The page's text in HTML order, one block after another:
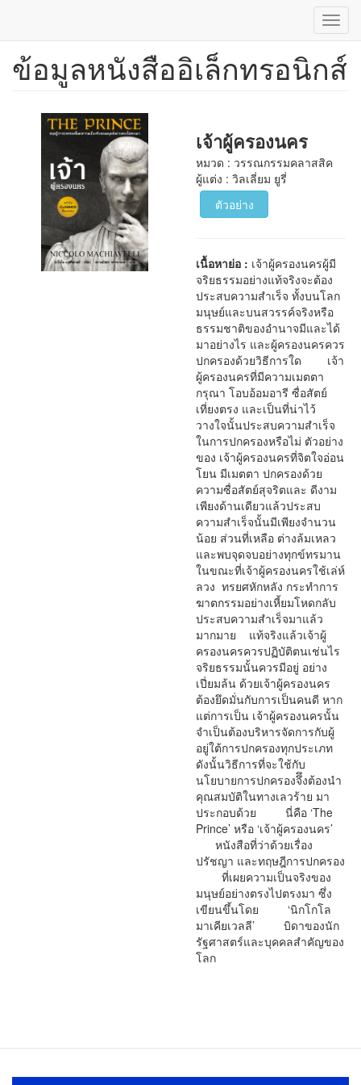
ข้าม
ข้อมูลหนังสืออิเล็กทรอนิกส์
เจ้าผู้ครองนคร
หมวด : วรรณกรรมคลาสสิค
ผู้แต่ง : วิลเลี่ยม ยูรี่
ตัวอย่าง
เนื้อหาย่อ : เจ้าผู้ครองนครผู้มี
จริยธรรมอย่างแท้จริงจะต้อง
ประสบความสำเร็จ ทั้งบนโลก
มนุษย์และบนสวรรค์จริงหรือ
ธรรมชาติของอำนาจมีและได้
มาอย่างไร และผู้ครองนครควร
ปกครองด้วยวิธีการใด เจ้า
ผู้ครองนครที่มีความเมตตา
กรุณา โอบอ้อมอารี ซื่อสัตย์
เที่ยงตรง และเป็นที่น่าไว้
วางใจนั้นประสบความสำเร็จ
ในการปกครองหรือไม่ ตัวอย่าง
ของ เจ้าผู้ครองนครที่จิตใจอ่อน
โยน มีเมตตา ปกครองด้วย
ความซื่อสัตย์สุจริตและ ดีงาม
เพียงด้านเดียวแล้วประสบ
ความสำเร็จนั้นมีเพียงจำนวน
น้อย ส่วนที่เหลือ ต่างล้มเหลว
และพบจุดจบอย่างทุกข์ทรมาน
ในขณะที่เจ้าผู้ครองนครใช้เล่ห์
ลวง ทรยศหักหลัง กระทำการ
ฆาตกรรมอย่างเหี้ยมโหดกลับ
ประสบความสำเร็จมาแล้ว
มากมาย แท้จริงแล้วเจ้าผู้
ครองนครควรปฏิบัติตนเช่นไร
จริยธรรมนั้นควรมีอยู่ อย่าง
เปี่ยมล้น ด้วยเจ้าผู้ครองนคร
ต้องยึดมั่นกับการเป็นคนดี หาก
แต่การเป็น เจ้าผู้ครองนครนั้น
จำเป็นต้องบริหารจัดการกับผู้
อยู่ใต้การปกครองทุกประเภท
ดังนั้นวิธีการที่จะใช้กับ
นโยบายการปกครองจึึงต้องนำ
คุณสมบัติในทางเลวร้าย มา
ประกอบด้วย นี่คือ ‘The
Prince’ หรือ ‘เจ้าผู้ครองนคร’
หนังสือที่ว่าด้วยเรื่อง
ปรัชญา และทฤษฎีการปกครอง
ที่เผยความเป็นจริงของ
มนุษย์อย่างตรงไปตรงมา ซึ่ง
เขียนขึ้นโดย ‘นิกโกโล
มาเคียเวลลี’ บิดาของนัก
รัฐศาสตร์และบุคคลสำคัญของ
โลก